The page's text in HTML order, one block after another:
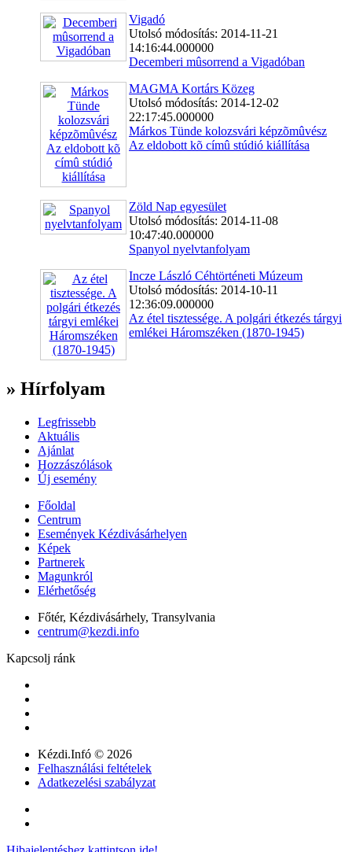
Vigadó
Utolsó módosítás: 2014-11-21
14:16:44.000000
Decemberi mûsorrend a Vigadóban
MAGMA Kortárs Közeg
Utolsó módosítás: 2014-12-02
22:17:45.000000
Márkos Tünde kolozsvári képzõmûvész
Az eldobott kõ címû stúdió kiállítása
Zöld Nap egyesület
Utolsó módosítás: 2014-11-08
10:47:40.000000
Spanyol nyelvtanfolyam
Incze László Céhtörténeti Múzeum
Utolsó módosítás: 2014-10-11
12:36:09.000000
Az étel tisztessége. A polgári étkezés tárgyi
emlékei Háromszéken (1870-1945)
» Hírfolyam
Legfrissebb
Aktuális
Ajánlat
Hozzászólások
Új esemény
Főoldal
Centrum
Események Kézdivásárhelyen
Képek
Partnerek
Magunkról
Elérhetőség
Főtér, Kézdivásárhely, Transylvania
centrum@kezdi.info
Kapcsolj ránk
Kézdi.Infó © 2026
Felhasználási feltételek
Adatkezelési szabályzat